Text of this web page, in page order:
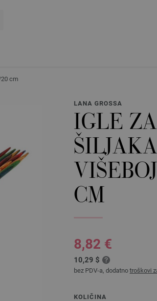
cm
LANA GROSSA
IGLE
CM
8,82 €
10,29 $
bez PDV-a, dodatno troškovi
KOLIČINA